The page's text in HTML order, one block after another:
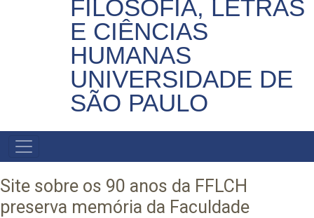
FILOSOFIA, LETRAS
E CIÊNCIAS
HUMANAS
UNIVERSIDADE DE
SÃO PAULO
NAVEGADOR
PRINCIPAL
Site sobre os 90 anos da FFLCH
preserva memória da Faculdade